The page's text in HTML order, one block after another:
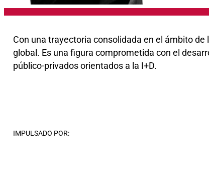
Con una trayectoria consolidada en el ámbito
global. Es una figura comprometida con el
público-privados orientados a la I+D.
IMPULSADO POR: